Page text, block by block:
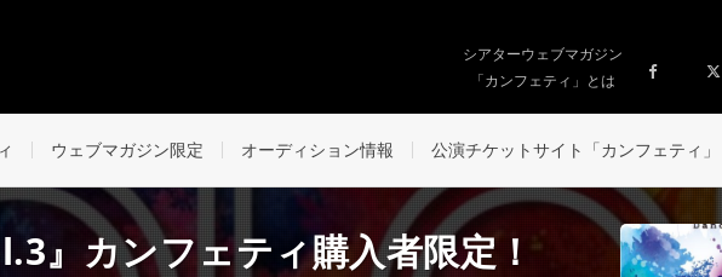
シアターウェブマガジン
「カンフェティ」とは
ウェブマガジン限定 オーディション情報 公演チケットサイト「カンフェティ」
』カンフェティ購入者限定！